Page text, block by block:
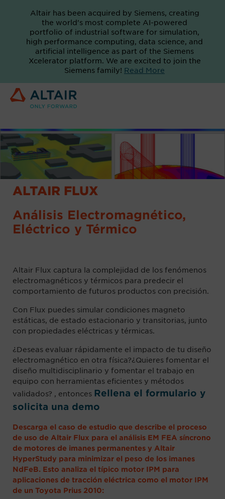
Altair has been acquired by Siemens, creating
the world's most complete AI-powered
portfolio of industrial software for simulation,
high performance computing, data science, and
artificial intelligence as part of the Siemens
Xcelerator platform. We are excited to join the
Siemens family! Read More
ALTAIR FLUX
Análisis Electromagnético,
Eléctrico y Térmico
Altair Flux captura la complejidad de los fenómenos
electromagnéticos y térmicos para predecir el
comportamiento de futuros productos con precisión.
Con Flux puedes simular condiciones magneto
estáticas, de estado estacionario y transitorias, junto
con propiedades eléctricas y térmicas.
¿Deseas evaluar rápidamente el impacto de tu diseño
electromagnético en otra física?¿Quieres fomentar el
diseño multidisciplinario y fomentar el trabajo en
equipo con herramientas eficientes y métodos
validados? , entonces Rellena el formulario y
solicita una demo
Descarga el caso de estudio que describe el proceso
de uso de Altair Flux para el análisis EM FEA síncrono
de motores de imanes permanentes y Altair
HyperStudy para minimizar el peso de los imanes
NdFeB. Esto analiza el típico motor IPM para
aplicaciones de tracción eléctrica como el motor IPM
de un Toyota Prius 2010: